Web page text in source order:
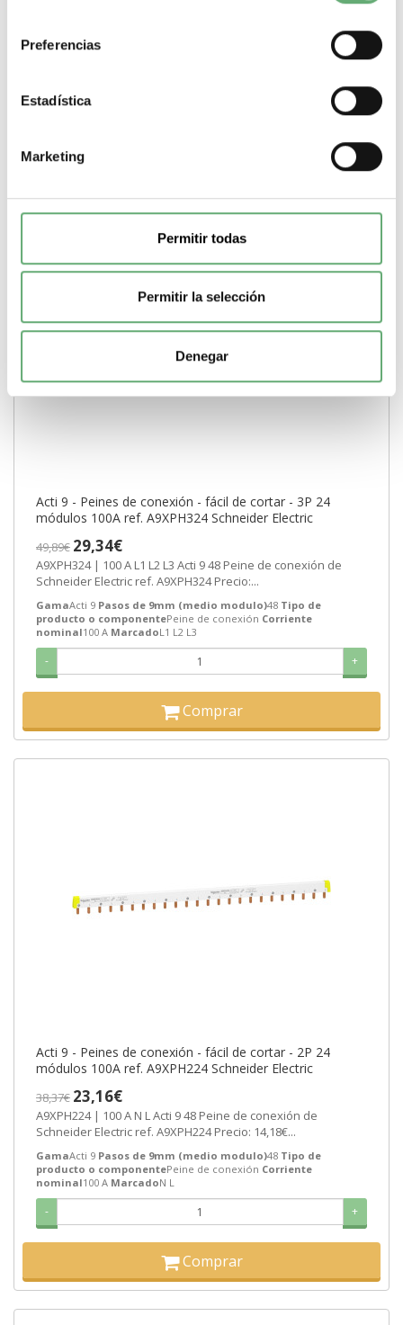
Preferencias
Estadística
Marketing
Permitir todas
Permitir la selección
Denegar
GamaActi 9 Pasos de 9mm (medio modulo)
- +
Acti 9 - Peines de conexión - fácil de cortar - 3P 24
módulos 100A ref. A9XPH324 Schneider Electric
49,89€ 29,34€
A9XPH324 | 100 A L1 L2 L3 Acti 9 48 Peine de conexión de
Schneider Electric ref. A9XPH324 Precio:...
GamaActi 9 Pasos de 9mm (medio modulo)48 Tipo de
producto o componentePeine de conexión Corriente
nominal100 A MarcadoL1 L2 L3
- +
Comprar
Acti 9 - Peines de conexión - fácil de cortar - 2P 24
módulos 100A ref. A9XPH224 Schneider Electric
38,37€ 23,16€
A9XPH224 | 100 A N L Acti 9 48 Peine de conexión de
Schneider Electric ref. A9XPH224 Precio: 14,18€...
GamaActi 9 Pasos de 9mm (medio modulo)48 Tipo de
producto o componentePeine de conexión Corriente
nominal100 A MarcadoN L
- +
Comprar